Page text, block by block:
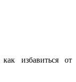
избавиться от